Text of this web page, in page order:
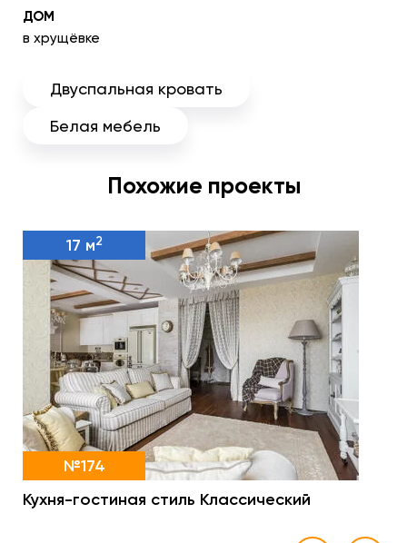
ДОМ
в хрущёвке
Двуспальная кровать
Белая мебель
Похожие проекты
17 м2
№174
Кухня-гостиная стиль Классический